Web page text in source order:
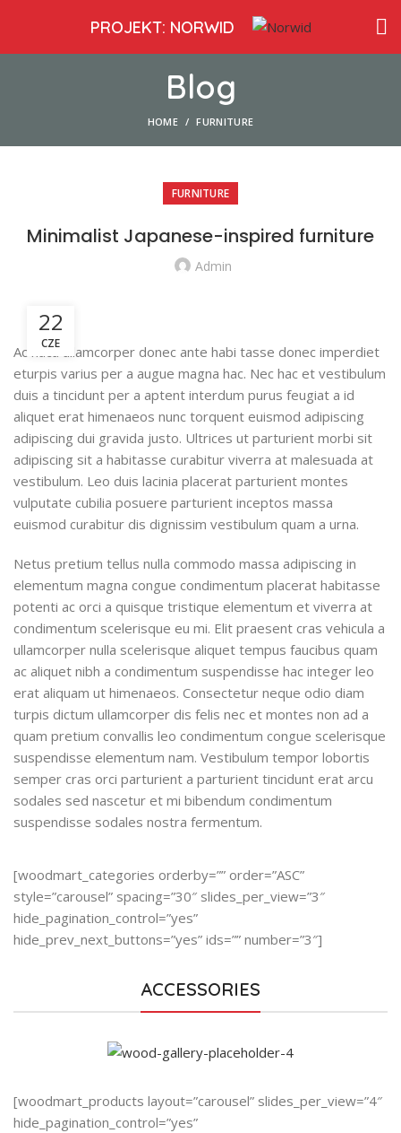
PROJEKT: NORWID
Blog
HOME FURNITURE
FURNITURE
Minimalist Japanese-inspired furniture
Admin
22
CZE
Ac haca ullamcorper donec ante habi tasse donec imperdiet
eturpis varius per a augue magna hac. Nec hac et vestibulum
duis a tincidunt per a aptent interdum purus feugiat a id
aliquet erat himenaeos nunc torquent euismod adipiscing
adipiscing dui gravida justo. Ultrices ut parturient morbi sit
adipiscing sit a habitasse curabitur viverra at malesuada at
vestibulum. Leo duis lacinia placerat parturient montes
vulputate cubilia posuere parturient inceptos massa
euismod curabitur dis dignissim vestibulum quam a urna.
Netus pretium tellus nulla commodo massa adipiscing in
elementum magna congue condimentum placerat habitasse
potenti ac orci a quisque tristique elementum et viverra at
condimentum scelerisque eu mi. Elit praesent cras vehicula a
ullamcorper nulla scelerisque aliquet tempus faucibus quam
ac aliquet nibh a condimentum suspendisse hac integer leo
erat aliquam ut himenaeos. Consectetur neque odio diam
turpis dictum ullamcorper dis felis nec et montes non ad a
quam pretium convallis leo condimentum congue scelerisque
suspendisse elementum nam. Vestibulum tempor lobortis
semper cras orci parturient a parturient tincidunt erat arcu
sodales sed nascetur et mi bibendum condimentum
suspendisse sodales nostra fermentum.
[woodmart_categories orderby=”” order=”ASC”
style=”carousel” spacing=”30″ slides_per_view=”3″
hide_pagination_control=”yes”
hide_prev_next_buttons=”yes” ids=”” number=”3″]
ACCESSORIES
[woodmart_products layout=”carousel” slides_per_view=”4″
hide_pagination_control=”yes”